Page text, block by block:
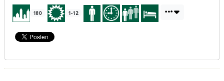
180 1-12